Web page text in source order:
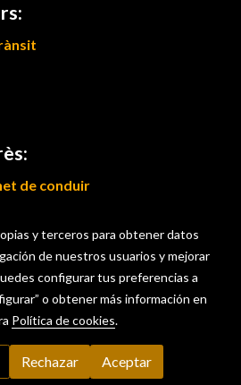
de conduir
y terceros para obtener datos
de nuestros usuarios y mejorar
configurar tus preferencias a
o obtener más información en
Política de cookies.
Rechazar Aceptar